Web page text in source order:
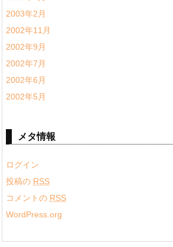
2003年2月
2002年11月
2002年9月
2002年7月
2002年6月
2002年5月
メタ情報
ログイン
投稿の RSS
コメントの RSS
WordPress.org